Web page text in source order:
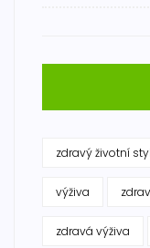
zdravý životní styl
výživa
zdravá výživa